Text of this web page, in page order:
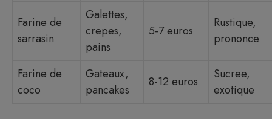
Farine de
sarrasin
Galettes,
crepes,
pains
5-7 euros
Rustique,
prononce
Farine de
coco
Gateaux,
pancakes
8-12 euros
Sucree,
exotique